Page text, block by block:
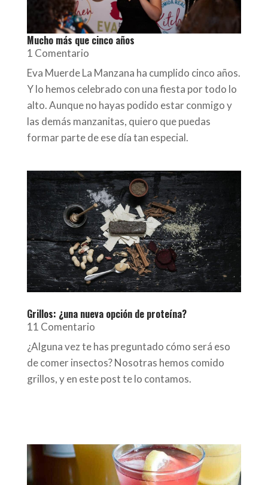
Mucho más que cinco años
1 Comentario
Eva Muerde La Manzana ha cumplido cinco años.
Y lo hemos celebrado con una fiesta por todo lo
alto. Aunque no hayas podido estar conmigo y
las demás manzanitas, quiero que puedas
formar parte de ese día tan especial.
Grillos: ¿una nueva opción de proteína?
11 Comentario
¿Alguna vez te has preguntado cómo será eso
de comer insectos? Nosotras hemos comido
grillos, y en este post te lo contamos.